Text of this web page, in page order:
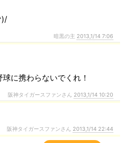
暗黒の主 2013,1/14 7:06
に携わらないでくれ！
阪神タイガースファンさん 2013,1/14 10:20
阪神タイガースファンさん 2013,1/14 22:44